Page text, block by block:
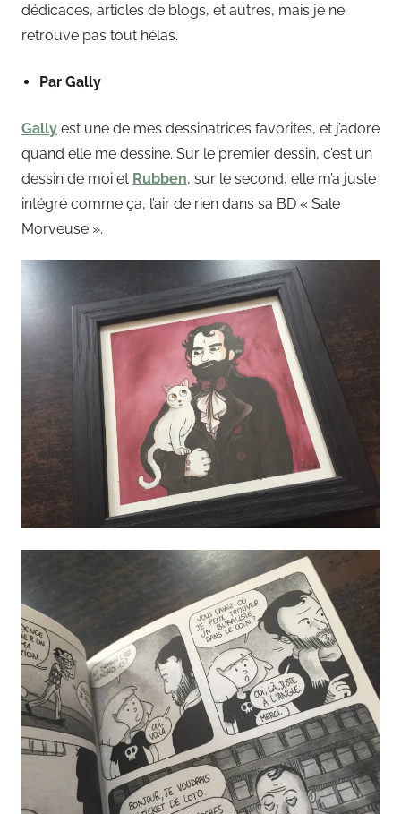
dédicaces, articles de blogs, et autres, mais je ne
retrouve pas tout hélas.
Par Gally
Gally est une de mes dessinatrices favorites, et j’adore
quand elle me dessine. Sur le premier dessin, c’est un
dessin de moi et Rubben, sur le second, elle m’a juste
intégré comme ça, l’air de rien dans sa BD « Sale
Morveuse ».